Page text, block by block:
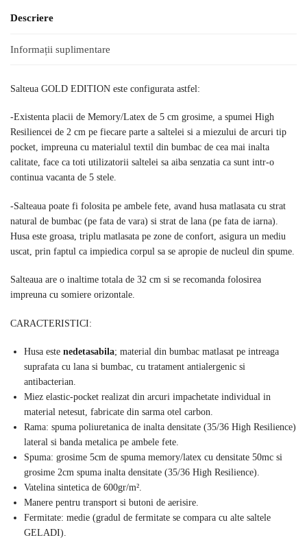
Descriere
Informații suplimentare
Salteua GOLD EDITION este configurata astfel:
-Existenta placii de Memory/Latex de 5 cm grosime, a spumei High
Resiliencei de 2 cm pe fiecare parte a saltelei si a miezului de arcuri tip
pocket, impreuna cu materialul textil din bumbac de cea mai inalta
calitate, face ca toti utilizatorii saltelei sa aiba senzatia ca sunt intr-o
continua vacanta de 5 stele.
-Salteaua poate fi folosita pe ambele fete, avand husa matlasata cu strat
natural de bumbac (pe fata de vara) si strat de lana (pe fata de iarna).
Husa este groasa, triplu matlasata pe zone de confort, asigura un mediu
uscat, prin faptul ca impiedica corpul sa se apropie de nucleul din spume.
Salteaua are o inaltime totala de 32 cm si se recomanda folosirea
impreuna cu somiere orizontale.
CARACTERISTICI:
Husa este nedetasabila; material din bumbac matlasat pe intreaga
suprafata cu lana si bumbac, cu tratament antialergenic si
antibacterian.
Miez elastic-pocket realizat din arcuri impachetate individual in
material netesut, fabricate din sarma otel carbon.
Rama: spuma poliuretanica de inalta densitate (35/36 High Resilience)
lateral si banda metalica pe ambele fete.
Spuma: grosime 5cm de spuma memory/latex cu densitate 50mc si
grosime 2cm spuma inalta densitate (35/36 High Resilience).
Vatelina sintetica de 600gr/m².
Manere pentru transport si butoni de aerisire.
Fermitate: medie (gradul de fermitate se compara cu alte saltele
GELADI).